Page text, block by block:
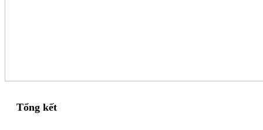
Tổng kết